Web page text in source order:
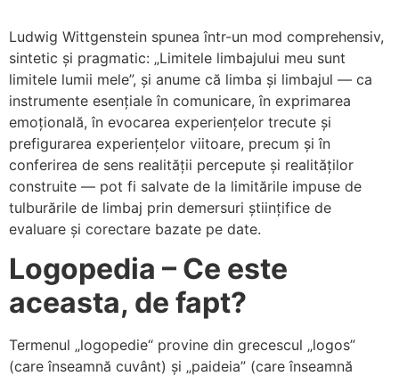
Ludwig Wittgenstein spunea într-un mod comprehensiv,
sintetic și pragmatic: „Limitele limbajului meu sunt
limitele lumii mele”, și anume că limba și limbajul — ca
instrumente esențiale în comunicare, în exprimarea
emoțională, în evocarea experiențelor trecute și
prefigurarea experiențelor viitoare, precum și în
conferirea de sens realității percepute și realităților
construite — pot fi salvate de la limitările impuse de
tulburările de limbaj prin demersuri științifice de
evaluare și corectare bazate pe date.
Logopedia – Ce este
aceasta, de fapt?
Termenul „logopedie“ provine din grecescul „logos”
(care înseamnă cuvânt) și „paideia” (care înseamnă